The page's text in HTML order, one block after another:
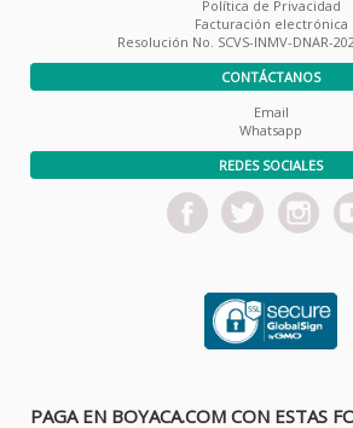
Política de Privacidad
Facturación electrónica
Resolución No. SCVS-INMV-DNAR-
CONTÁCTANOS
Email
Whatsapp
REDES SOCIALES
PAGA EN BOYACA.COM CON ESTAS